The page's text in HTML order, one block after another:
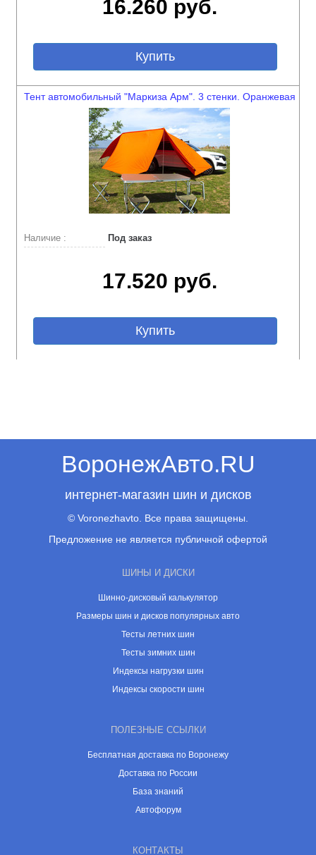
16.260 руб.
Купить
Тент автомобильный "Маркиза Арм". 3 стенки. Оранжевая
Наличие : Под заказ
17.520 руб.
Купить
ВоронежАвто.RU
интернет-магазин шин и дисков
© Voronezhavto. Все права защищены.
Предложение не является публичной офертой
ШИНЫ И ДИСКИ
Шинно-дисковый калькулятор
Размеры шин и дисков популярных авто
Тесты летних шин
Тесты зимних шин
Индексы нагрузки шин
Индексы скорости шин
ПОЛЕЗНЫЕ ССЫЛКИ
Бесплатная доставка по Воронежу
Доставка по России
База знаний
Автофорум
КОНТАКТЫ